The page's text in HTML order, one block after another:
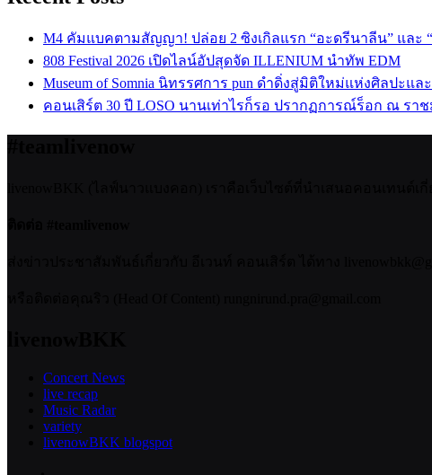
M4 คัมแบคตามสัญญา! ปล่อย 2 ซิงเกิลแรก “อะดรีนาลีน” และ
808 Festival 2026 เปิดไลน์อัปสุดจัด ILLENIUM นำทัพ EDM
Museum of Somnia นิทรรศการ pun ดำดิ่งสู่มิติใหม่แห่งศิลปะและ
คอนเสิร์ต 30 ปี LOSO นานเท่าไรก็รอ ปรากฏการณ์ร็อก ณ ราช
Concert News
live recap
Music Radar
variety
livenowBKK blogspot